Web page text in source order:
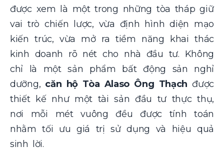
được xem là một trong những tòa tháp giữ
vai trò chiến lược, vừa định hình diện mạo
kiến trúc, vừa mở ra tiềm năng khai thác
kinh doanh rõ nét cho nhà đầu tư. Không
chỉ là một sản phẩm bất động sản nghỉ
dưỡng, căn hộ Tòa Alaso Ông Thạch được
thiết kế như một tài sản đầu tư thực thụ,
nơi mỗi mét vuông đều được tính toán
nhằm tối ưu giá trị sử dụng và hiệu quả
sinh lời.